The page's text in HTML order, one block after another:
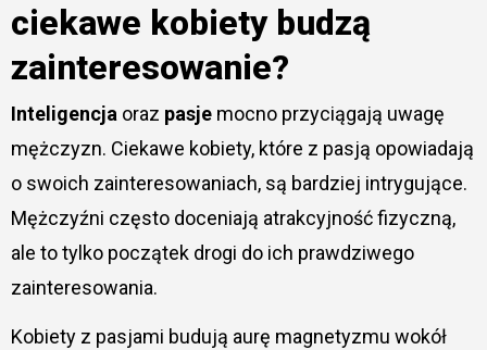
ciekawe kobiety budzą
zainteresowanie?
Inteligencjaoraz pasjemocno przyciągają uwagę
mężczyzn. Ciekawe kobiety, które z pasją opowiadają
o swoich zainteresowaniach, są bardziej intrygujące.
Mężczyźni często doceniają atrakcyjność fizyczną,
ale to tylko początek drogi do ich prawdziwego
zainteresowania.
Kobiety z pasjami budują aurę magnetyzmu wokół